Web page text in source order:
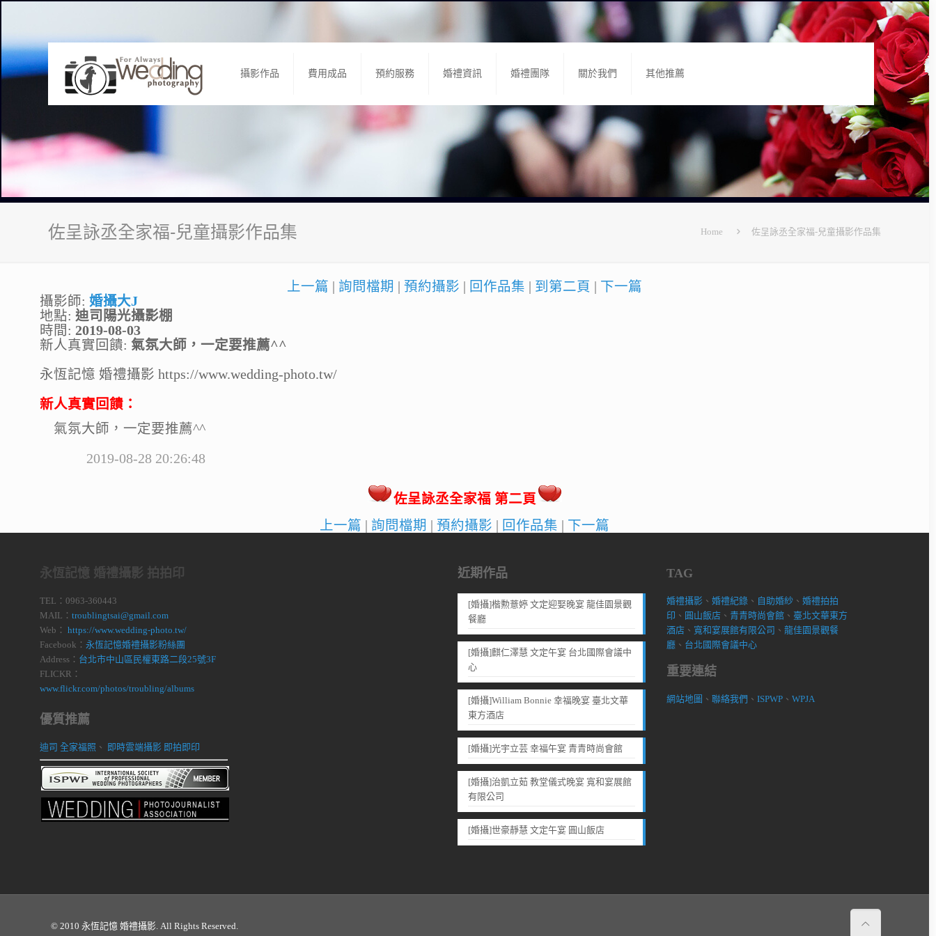
攝影作品 費用成品 預約服務 婚禮資訊 婚禮團隊 關於我們 其他推薦
佐呈詠丞全家福-兒童攝影作品集 Home 佐呈詠丞全家福-兒童攝影作品集
上一篇 詢問檔期 預約攝影 回作品集 到第二頁
下一篇
攝影師: 婚攝大J
地點: 迪司陽光攝影棚
時間: 2019-08-03
新人真實回饋: 氣氛大師，一定要推薦^^
永恆記憶 婚禮攝影 https://www.wedding-photo.tw/
新人真實回饋：
氣氛大師，一定要推薦^^
2019-08-28 20:26:48
佐呈詠丞全家福 第二頁
上一篇
詢問檔期 預約攝影 回作品集 下一篇
永恆記憶 婚禮攝影 拍拍印
TEL：0963-360443
MAIL： troublingtsai@gmail.com
Web： https://www.wedding-photo.tw/
Facebook： 永恆記憶婚禮攝影粉絲團
Address： 台北市中山區民權東路二段25號3F
FLICKR：
www.flickr.com/photos/troubling/albums
優質推薦
迪司 全家福照 、 即時雲端攝影 即拍即印
近期作品
[婚攝]楷勲薏婷 文定迎娶晚宴 龍佳園景觀
餐廳
[婚攝]麒仁澤慧 文定午宴 台北國際會議中
心
[婚攝]William Bonnie 幸福晚宴 臺北文華
東方酒店
[婚攝]光宇立芸 幸福午宴 青青時尚會館
[婚攝]治凱立茹 教堂儀式晚宴 寬和宴展館
有限公司
[婚攝]世豪靜慧 文定午宴 圓山飯店
TAG
婚禮攝影 、 婚禮紀錄 、 自助婚紗 、 婚禮拍拍
印 、 圓山飯店 、 青青時尚會館 、 臺北文華東方
酒店 、 寬和宴展館有限公司 、 龍佳園景觀餐
廳 、 台北國際會議中心
重要連結
網站地圖 、 聯絡我們 、 ISPWP 、 WPJA
© 2010 永恆記憶 婚禮攝影. All Rights Reserved.